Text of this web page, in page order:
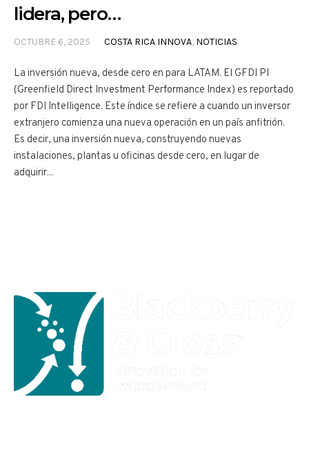
lidera, pero…
OCTUBRE 6, 2025 COSTA RICA INNOVA, NOTICIAS
La inversión nueva, desde cero en para LATAM. El GFDI PI
(Greenfield Direct Investment Performance Index) es reportado
por FDI Intelligence. Este índice se refiere a cuando un inversor
extranjero comienza una nueva operación en un país anfitrión.
Es decir, una inversión nueva, construyendo nuevas
instalaciones, plantas u oficinas desde cero, en lugar de
adquirir...